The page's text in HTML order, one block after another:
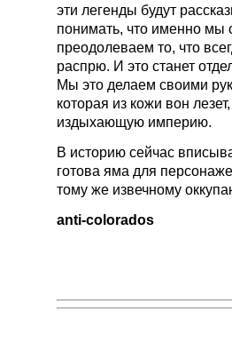
эти легенды будут
понимать, что именно
преодолеваем то, что
распрю. И это станет
Мы это делаем своими
которая из кожи вон
издыхающую империю.
В историю сейчас
готова яма для
тому же извечному
anti-colorados